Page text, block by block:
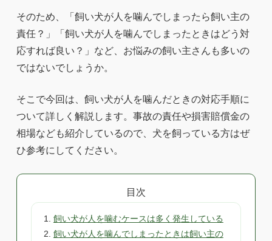
そのため、「飼い犬が人を噛んでしまったら飼い主の
責任？」「飼い犬が人を噛んでしまったときはどう対
応すれば良い？」など、お悩みの飼い主さんも多いの
ではないでしょうか。
そこで今回は、飼い犬が人を噛んだときの対応手順に
ついて詳しく解説します。事故の責任や損害賠償金の
相場なども紹介しているので、犬を飼っている方はぜ
ひ参考にしてください。
目次
飼い犬が人を噛むケースは多く発生している
飼い犬が人を噛んでしまったときは飼い主の